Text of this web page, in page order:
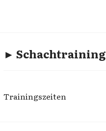
► Schachtraining
Trainingszeiten